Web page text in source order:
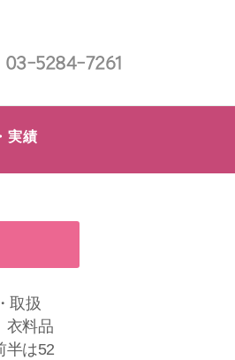
03-5284-7261
実績
取扱
衣料品
半は52